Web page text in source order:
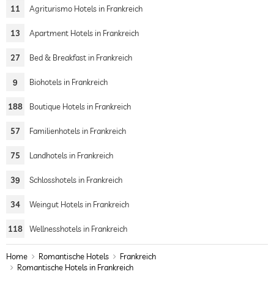
11 Agriturismo Hotels in Frankreich
13 Apartment Hotels in Frankreich
27 Bed & Breakfast in Frankreich
9 Biohotels in Frankreich
188 Boutique Hotels in Frankreich
57 Familienhotels in Frankreich
75 Landhotels in Frankreich
39 Schlosshotels in Frankreich
34 Weingut Hotels in Frankreich
118 Wellnesshotels in Frankreich
Home Romantische Hotels
Frankreich
Romantische Hotels in Frankreich